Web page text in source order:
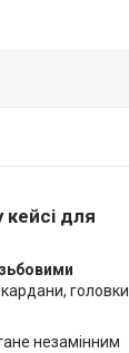
кейсі для
головки
незамінним